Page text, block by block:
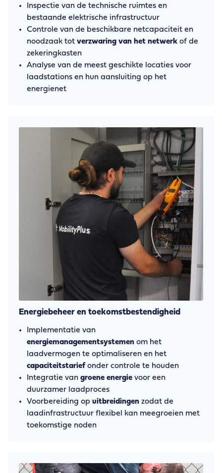
Inspectie van de technische ruimtes en
bestaande elektrische infrastructuur
Controle van de beschikbare netcapaciteit en
noodzaak tot verzwaring van het netwerkof de
zekeringkasten
Analyse van de meest geschikte locaties voor
laadstations en hun aansluiting op het
energienet
Energiebeheer en toekomstbestendigheid
Implementatie van
energiemanagementsystemenom het
laadvermogen te optimaliseren en het
capaciteitstariefonder controle te houden
Integratie van groene energievoor een
duurzamer laadproces
Voorbereiding op uitbreidingenzodat de
laadinfrastructuur flexibel kan meegroeien met
toekomstige noden